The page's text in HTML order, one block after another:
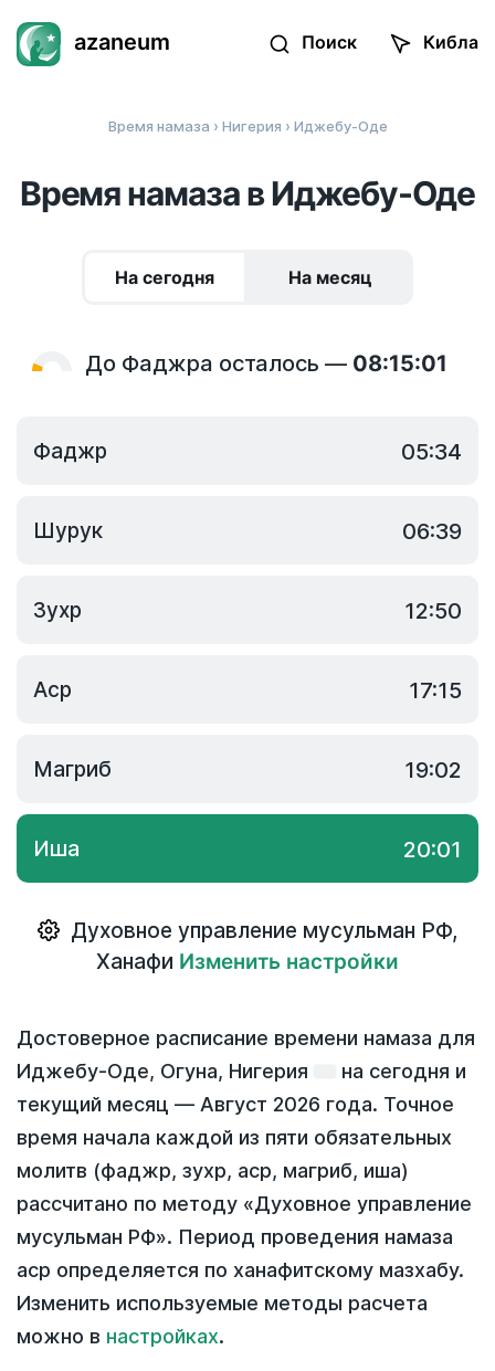
azaneum Поиск Кибла
Время намаза › Нигерия › Иджебу-Оде
Время намаза в Иджебу-Оде
На сегодня На месяц
До Фаджра осталось — 08:15:01
Фаджр 05:34
Шурук 06:39
Зухр 12:50
Аср 17:15
Магриб 19:02
Иша 20:01
Духовное управление мусульман РФ,
Ханафи Изменить настройки
Достоверное расписание времени намаза для
Иджебу-Оде, Огуна, Нигерия
на сегодня и
текущий месяц — Август 2026 года. Точное
время начала каждой из пяти обязательных
молитв (фаджр, зухр, аср, магриб, иша)
рассчитано по методу «Духовное управление
мусульман РФ». Период проведения намаза
аср определяется по ханафитскому мазхабу.
Изменить используемые методы расчета
можно в настройках.